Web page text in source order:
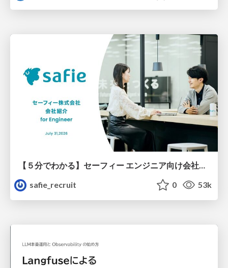
【５分でわかる】セーフィー エンジニア向け会社紹介
safie_recruit
0 53k